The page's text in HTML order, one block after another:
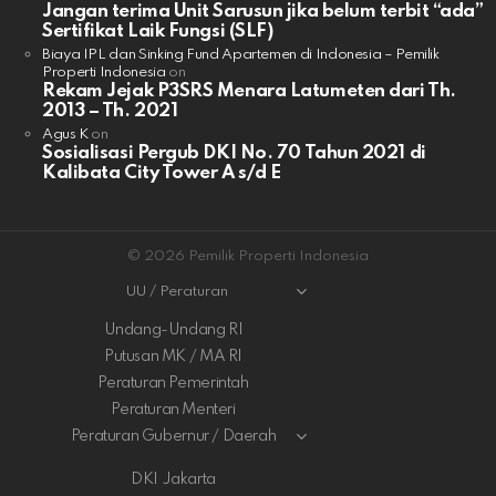
Jangan terima Unit Sarusun jika belum terbit “ada”
Sertifikat Laik Fungsi (SLF)
Biaya IPL dan Sinking Fund Apartemen di Indonesia – Pemilik
Properti Indonesia on
Rekam Jejak P3SRS Menara Latumeten dari Th.
2013 – Th. 2021
Agus Kon
Sosialisasi Pergub DKI No. 70 Tahun 2021 di
Kalibata City Tower A s/d E
© 2026 Pemilik Properti Indonesia
UU / Peraturan
Undang-Undang RI
Putusan MK / MA RI
Peraturan Pemerintah
Peraturan Menteri
Peraturan Gubernur / Daerah
DKI Jakarta